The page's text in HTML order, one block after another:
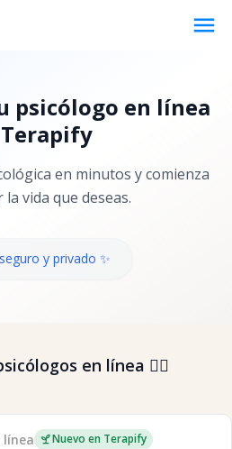
menu
psicólogo en línea
en minutos y comienza
vida que deseas.
y privado ✨
en línea 👇🏼
línea Nuevo en Terapify